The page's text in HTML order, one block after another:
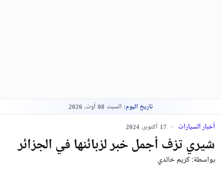
تاريخ اليوم: السبت 08 أوت, 2026
أخبار السيارات 17 أكتوبر, 2024
شيري تزف أجمل خبر لزبائنها في الجزائر
بواسطة:كريم خالدي